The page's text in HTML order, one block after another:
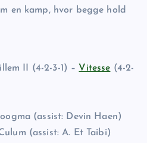
en kamp, hvor begge hold
II (4-2-3-1) – Vitesse (4-2-
(assist: Devin Haen)
(assist: A. Et Taibi)